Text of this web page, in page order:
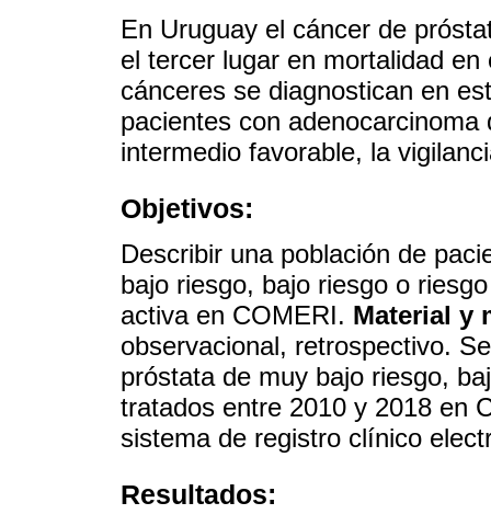
En Uruguay el cáncer de
el tercer lugar en mortalidad
cánceres se diagnostican en
pacientes con
intermedio favorable, la
Objetivos:
Describir una población de
bajo riesgo, bajo riesgo o
activa en COMERI. Material y
observacional, retrospectivo.
próstata de muy bajo riesgo,
tratados entre 2010 y 2018 en
sistema de registro clínico
Resultados: